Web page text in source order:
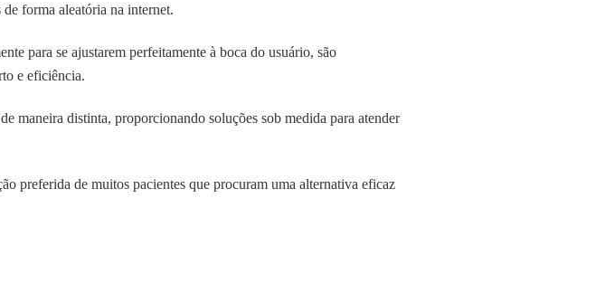
forma aleatória na internet.
para se ajustarem perfeitamente à boca do usuário, são
e eficiência.
maneira distinta, proporcionando soluções sob medida para atender
preferida de muitos pacientes que procuram uma alternativa eficaz